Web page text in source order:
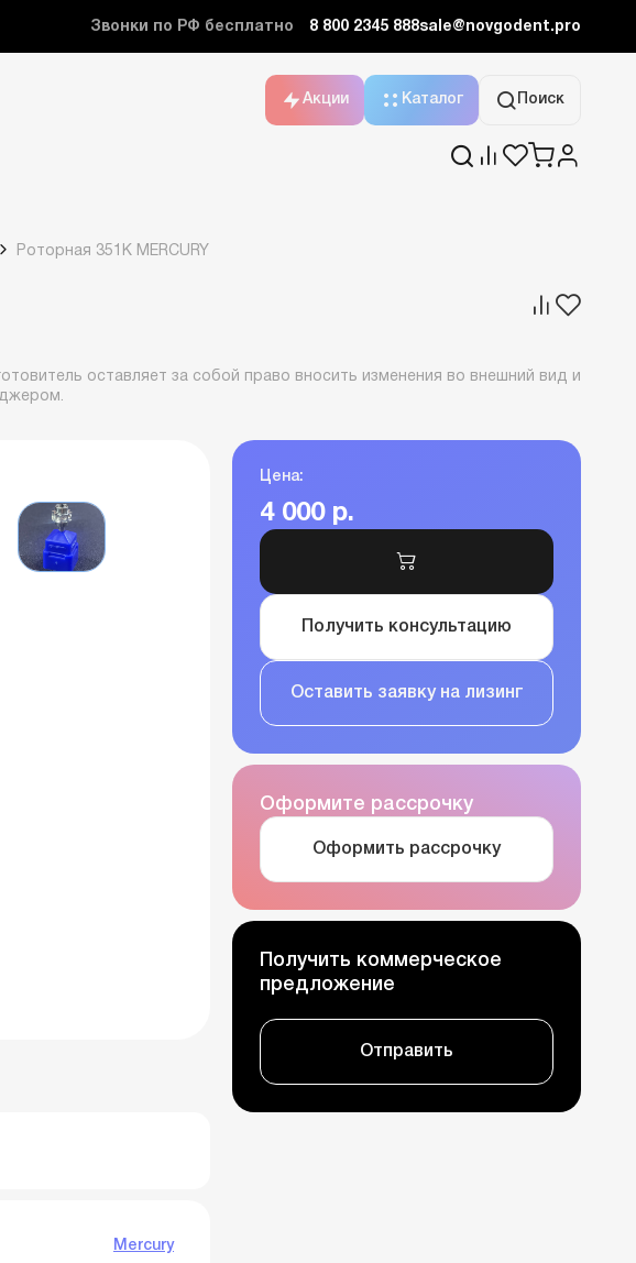
Звонки по РФ бесплатно 8 800 2345 888sale@novgodent.pro
Акции Каталог Поиск
Роторная 351К MERCURY
оставляет за собой право вносить изменения во внешний вид и
Цена:
4 000 р.
Получить консультацию
Оставить заявку на лизинг
Оформите рассрочку
Оформить рассрочку
Получить коммерческое
предложение
Отправить
Mercury